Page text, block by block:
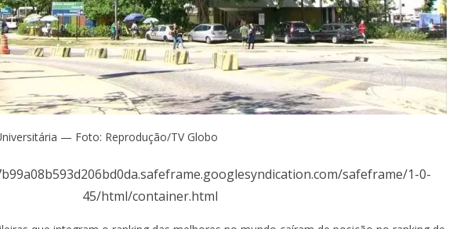
— Foto: Reprodução/TV Globo
safeframe/1-0-
45/html/container.html